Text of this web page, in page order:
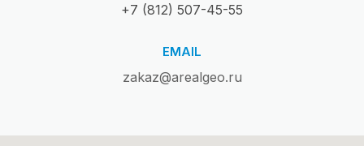
+7 (812) 507-45-55
EMAIL
zakaz@arealgeo.ru